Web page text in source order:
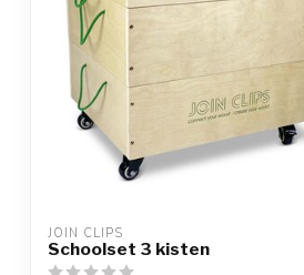
JOIN CLIPS
Schoolset 3 kisten